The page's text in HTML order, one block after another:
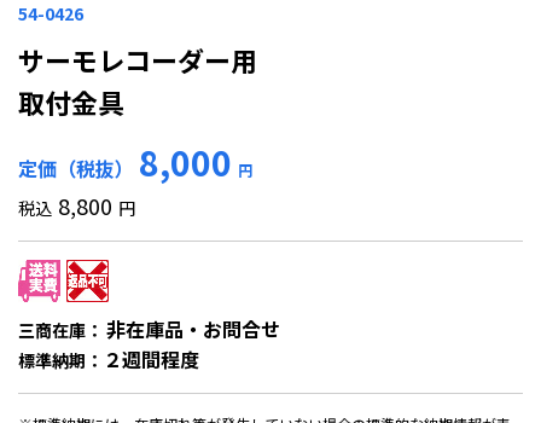
54-0426
サーモレコーダー用
取付金具
定価（税抜） 8,000 円
税込 8,800 円
三商在庫： 非在庫品・お問合せ
標準納期： ２週間程度